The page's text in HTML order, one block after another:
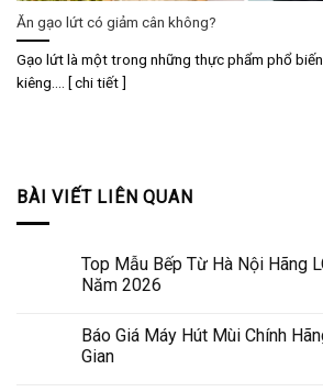
Ăn gạo lứt có giảm cân không?
Gạo lứt là một trong những thực phẩm phổ
kiêng.... [ chi tiết ]
BÀI VIẾT LIÊN QUAN
Top Mẫu Bếp Từ Hà Nội Hãng
Năm 2026
Báo Giá Máy Hút Mùi Chính
Gian